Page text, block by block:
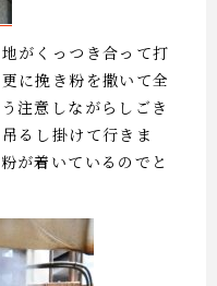
がくっつき合って打
に挽き粉を撒いて全
注意しながらしごき
るし掛けて行きま
が着いているのでと